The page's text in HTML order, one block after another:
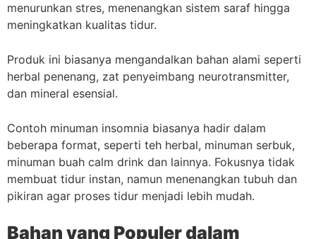
menurunkan stres, menenangkan sistem saraf hingga
meningkatkan kualitas tidur.
Produk ini biasanya mengandalkan bahan alami seperti
herbal penenang, zat penyeimbang neurotransmitter,
dan mineral esensial.
Contoh minuman insomnia biasanya hadir dalam
beberapa format, seperti teh herbal, minuman serbuk,
minuman buah calm drink dan lainnya. Fokusnya tidak
membuat tidur instan, namun menenangkan tubuh dan
pikiran agar proses tidur menjadi lebih mudah.
Bahan yang Populer dalam